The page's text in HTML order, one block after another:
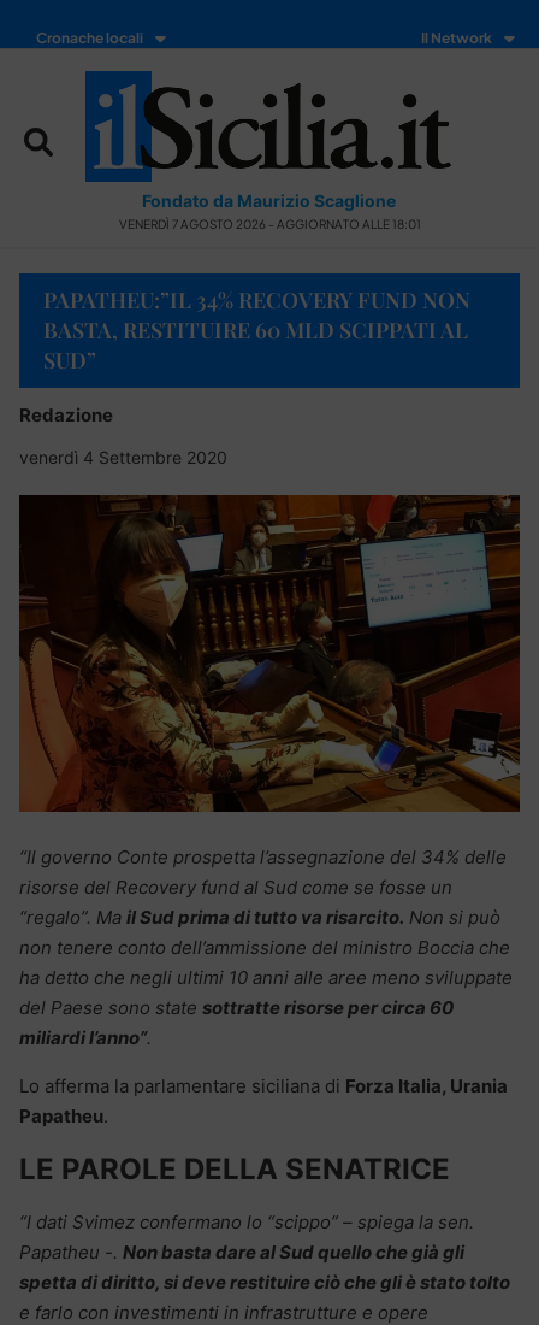
Cronache locali Il Network
Fondato da Maurizio Scaglione
VENERDÌ 7 AGOSTO 2026 - AGGIORNATO ALLE 18:01
PAPATHEU:”IL 34% RECOVERY FUND NON
BASTA, RESTITUIRE 60 MLD SCIPPATI AL
SUD”
Redazione
venerdì 4 Settembre 2020
“Il governo Conte prospetta l’assegnazione del 34% delle
risorse del Recovery fund al Sud come se fosse un
“regalo”. Ma il Sud prima di tutto va risarcito. Non si può
non tenere conto dell’ammissione del ministro Boccia che
ha detto che negli ultimi 10 anni alle aree meno sviluppate
del Paese sono state sottratte risorse per circa 60
miliardi l’anno”.
Lo afferma la parlamentare siciliana di Forza Italia, Urania
Papatheu.
LE PAROLE DELLA SENATRICE
“I dati Svimez confermano lo “scippo” – spiega la sen.
Papatheu -. Non basta dare al Sud quello che già gli
spetta di diritto, si deve restituire ciò che gli è stato tolto
e farlo con investimenti in infrastrutture e opere